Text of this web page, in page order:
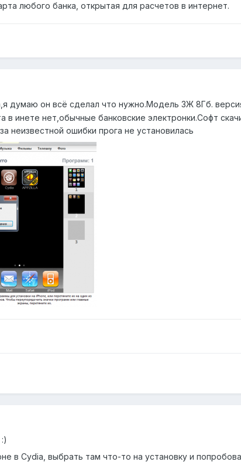
любого банка, открытая для расчетов в интернет.
думаю он всё сделал что нужно.Модель 3Ж 8Гб.
в инете нет,обычные банковские электронки.Софт
неизвестной ошибки прога не установилась
в Cydia, выбрать там что-то на установку и